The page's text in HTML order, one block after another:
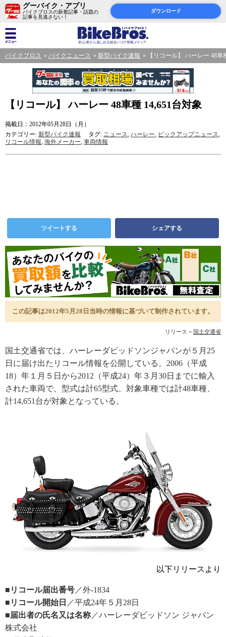
グーバイク・アプリ
バイクブロスの新着記事・話題の
記事を見逃さない！
ダウンロード
バイクブロス バイクニュース 新型バイク速報 【リコール】 ハーレー 48車
【リコール】 ハーレー 48車種 14,651台対象
掲載日：2012年05月28日（月）
カテゴリー: 新型バイク速報 タグ: ニュース, ハーレー, ピックアップニュース,
リコール情報, 海外メーカー, 車両情報
ツイートする シェアする
この記事は2012年5月28日当時の情報に基づいて制作されています。
リリース = 国土交通省
国土交通省では、ハーレーダビッドソンジャパンが５月25
日に届け出たリコール情報を公開している。2006（平成
18）年１月５日から2012（平成24）年３月30日までに輸入
された車両で、型式は計65型式、対象車種では計48車種、
計14,651台が対象となっている。
以下リリースより
■リコール届出番号 ／外-1834
■リコール開始日 ／平成24年５月28日
■届出者の氏名又は名称 ／ハーレーダビッドソン ジャパン
株式会社